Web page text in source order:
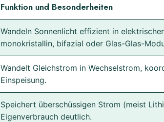
Funktion und Besonderheiten
Wandeln Sonnenlicht effizient in
monokristallin, bifazial oder Glas-Glas-
Wandelt Gleichstrom in Wechselstrom,
Einspeisung.
Speichert überschüssigen Strom (meist
Eigenverbrauch deutlich.